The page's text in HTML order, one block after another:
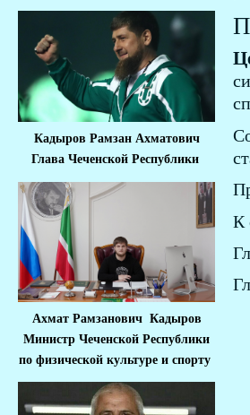
Кадыров Рамзан Ахматович
Глава Чеченской Республики
Ахмат Рамзанович Кадыров
Министр Чеченской Республики
по физической культуре и спорту
К